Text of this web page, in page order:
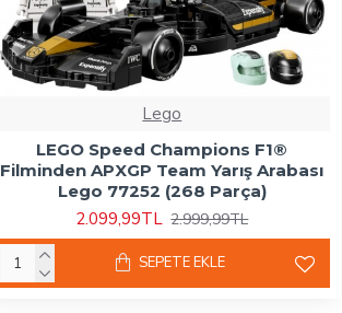
Lego
LEGO Speed Champions F1®
Filminden APXGP Team Yarış Arabası
Lego 77252 (268 Parça)
2.099,99TL 2.999,99TL
SEPETE EKLE